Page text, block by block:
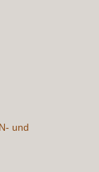
und